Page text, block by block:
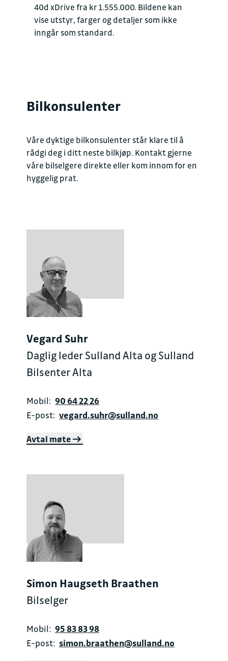
40d xDrive fra kr 1.555.000. Bildene kan
vise utstyr, farger og detaljer som ikke
inngår som standard.
Bilkonsulenter
Våre dyktige bilkonsulenter står klare til å
rådgi deg i ditt neste bilkjøp. Kontakt gjerne
våre bilselgere direkte eller kom innom for en
hyggelig prat.
Vegard Suhr
Daglig leder Sulland Alta og Sulland
Bilsenter Alta
Mobil: 90 64 22 26
E-post: vegard.suhr@sulland.no
Avtal møte
Simon Haugseth Braathen
Bilselger
Mobil: 95 83 83 98
E-post: simon.braathen@sulland.no